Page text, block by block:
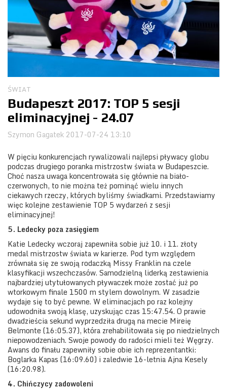
Plebiscyt
Psychologia
Obozy
ŚWIAT
Budapeszt 2017: TOP 5 sesji
eliminacyjnej - 24.07
Szymon Gagatek 2017-07-24 13:10
W pięciu konkurencjach rywalizowali najlepsi pływacy globu
podczas drugiego poranka mistrzostw świata w Budapeszcie.
Choć nasza uwaga koncentrowała się głównie na biało-
czerwonych, to nie można też pominąć wielu innych
ciekawych rzeczy, których byliśmy świadkami. Przedstawiamy
więc kolejne zestawienie TOP 5 wydarzeń z sesji
eliminacyjnej!
5. Ledecky poza zasięgiem
Katie Ledecky wczoraj zapewniła sobie już 10. i 11. złoty
medal mistrzostw świata w karierze. Pod tym względem
zrównała się ze swoją rodaczką Missy Franklin na czele
klasyfikacji wszechczasów. Samodzielną liderką zestawienia
najbardziej utytułowanych pływaczek może zostać już po
wtorkowym finale 1500 m stylem dowolnym. W zasadzie
wydaje się to być pewne. W eliminacjach po raz kolejny
udowodniła swoją klasę, uzyskując czas 15:47.54. O prawie
dwadzieścia sekund wyprzedziła drugą na mecie Mireię
Belmonte (16:05.37), która zrehabilitowała się po niedzielnych
niepowodzeniach. Swoje powody do radości mieli też Węgrzy.
Awans do finału zapewniły sobie obie ich reprezentantki:
Boglarka Kapas (16:09.60) i zaledwie 16-letnia Ajna Kesely
(16:20.98).
4. Chińczycy zadowoleni